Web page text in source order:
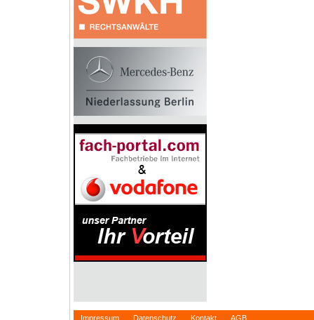
Impressum Datenschutz Kontakt AGB